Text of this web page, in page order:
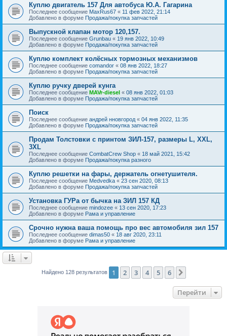
Куплю двигатель 157 Для автобуса Ю.А. Гагарина
Последнее сообщение MaxRus67 « 11 фев 2022, 21:14
Добавлено в форуме Продажа/покупка запчастей
Выпускной клапан мотор 120,157.
Последнее сообщение Grunbau « 19 янв 2022, 10:49
Добавлено в форуме Продажа/покупка запчастей
Куплю комплект колёсных тормозных механизмов
Последнее сообщение comandor « 08 янв 2022, 18:27
Добавлено в форуме Продажа/покупка запчастей
Куплю ручку дверей кунга
Последнее сообщение MAVr-diesel « 08 янв 2022, 01:03
Добавлено в форуме Продажа/покупка запчастей
Поиск
Последнее сообщение андрей нновгород « 04 янв 2022, 11:35
Добавлено в форуме Продажа/покупка запчастей
Продам Толстовки с принтом ЗИЛ-157, размеры L, XXL,
3XL
Последнее сообщение CombatCrew Shop « 18 май 2021, 15:42
Добавлено в форуме Продажа/покупка разного
Куплю решетки на фары, держатель огнетушителя.
Последнее сообщение Medvedka « 23 сен 2020, 08:13
Добавлено в форуме Продажа/покупка запчастей
Установка ГУРа от бычка на ЗИЛ 157 КД
Последнее сообщение mindozee « 13 сен 2020, 17:23
Добавлено в форуме Рама и управление
Срочно нужна ваша помощь про вес автомобиля зил 157
Последнее сообщение dimas50 « 18 авг 2020, 23:11
Добавлено в форуме Рама и управление
Найдено 128 результатов 1 2 3 4 5 6
Перейти